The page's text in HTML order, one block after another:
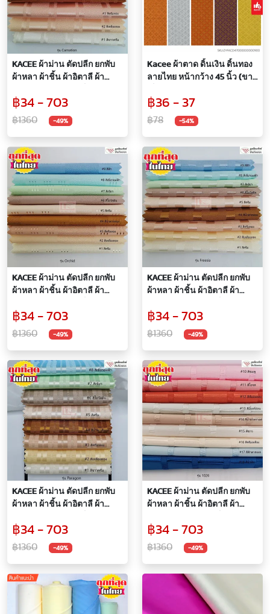
KACEE ผ้าม่าน ตัดปลีก ยกพับ
ผ้าหลา ผ้าชิ้น ผ้าอิตาลี ผ้า
รหัส Carnation
฿34 - 703
฿1360 -49%
Kacee ผ้าตาด ดิ้นเงิน ดิ้นทอง
ลายไทย หน้ากว้าง 45 นิ้ว (ขาย
฿36 - 37
฿78 -54%
KACEE ผ้าม่าน ตัดปลีก ยกพับ
ผ้าหลา ผ้าชิ้น ผ้าอิตาลี ผ้า
รหัส Orchid
฿34 - 703
฿1360 -49%
KACEE ผ้าม่าน ตัดปลีก ยกพับ
ผ้าหลา ผ้าชิ้น ผ้าอิตาลี ผ้า
รหัส Freesia
฿34 - 703
฿1360 -49%
KACEE ผ้าม่าน ตัดปลีก ยกพับ
ผ้าหลา ผ้าชิ้น ผ้าอิตาลี ผ้า
รหัส Paragon
฿34 - 703
฿1360 -49%
KACEE ผ้าม่าน ตัดปลีก ยกพับ
ผ้าหลา ผ้าชิ้น ผ้าอิตาลี ผ้า
รหัส 1026
฿34 - 703
฿1360 -49%